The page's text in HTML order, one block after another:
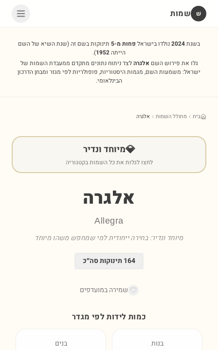
שׁ שמות
בשנת2024נולדו בישראל פחות מ-5 תינוקות בשם זה(שנת השיא של השם
הייתה1952
).
גלו את פירוש השםאלגרהלצד ניתוח נתונים מתקדם ממעבדת השמות של
ישראל: משמעות השם, מגמות היסטוריות, פופולריות לפי מגזר ומבחן הדרכון
הבינלאומי.
בית מחולל השמות אלגרה
💎מיוחד ונדיר
לחצו לגלות את כל השמות בקטגוריה
אלגרה
Allegra
מיוחד ונדיר: בחירה ייחודית למי שמחפש משהו מיוחד
164 תינוקות סה״כ
שמירה במועדפים
כמות לידות לפי מגדר
בנות בנים